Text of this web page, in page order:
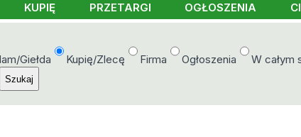
KUPIĘ PRZETARGI OGŁOSZENIA
Giełda Kupię/Zlecę Firma Ogłoszenia W całym